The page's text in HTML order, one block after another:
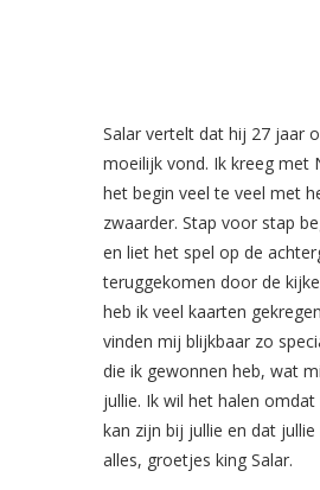
Salar vertelt dat hij 27 jaar
moeilijk vond. Ik kreeg met
het begin veel te veel met
zwaarder. Stap voor stap
en liet het spel op de
teruggekomen door de
heb ik veel kaarten
vinden mij blijkbaar zo
die ik gewonnen heb, wat
jullie. Ik wil het halen
kan zijn bij jullie en dat
alles, groetjes king Salar.